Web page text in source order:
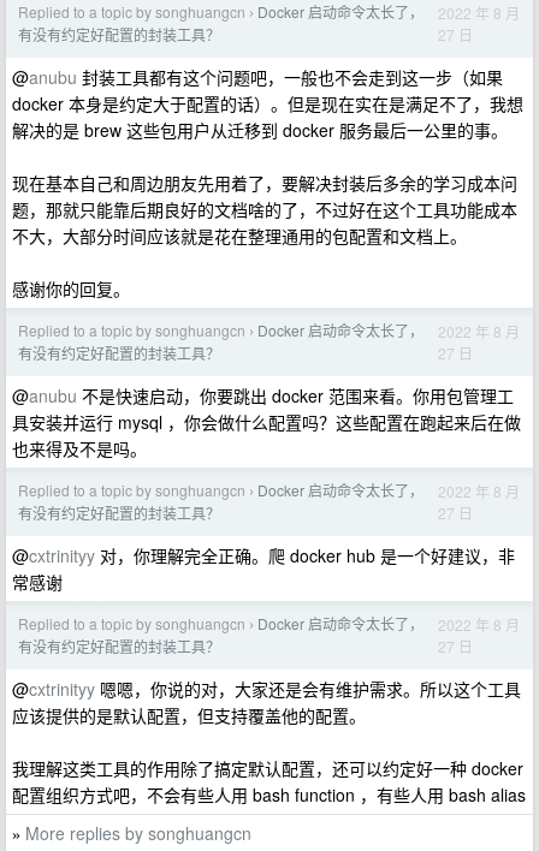
Replied to a topic by songhuangcn › Docker 启动命令太长了，
有没有约定好配置的封装工具？
2022 年 8 月
27 日
@anubu 封装工具都有这个问题吧，一般也不会走到这一步（如果
docker 本身是约定大于配置的话）。但是现在实在是满足不了，我想
解决的是 brew 这些包用户从迁移到 docker 服务最后一公里的事。
现在基本自己和周边朋友先用着了，要解决封装后多余的学习成本问
题，那就只能靠后期良好的文档啥的了，不过好在这个工具功能成本
不大，大部分时间应该就是花在整理通用的包配置和文档上。
感谢你的回复。
Replied to a topic by songhuangcn › Docker 启动命令太长了，
有没有约定好配置的封装工具？
2022 年 8 月
27 日
@anubu 不是快速启动，你要跳出 docker 范围来看。你用包管理工
具安装并运行 mysql ，你会做什么配置吗？这些配置在跑起来后在做
也来得及不是吗。
Replied to a topic by songhuangcn › Docker 启动命令太长了，
有没有约定好配置的封装工具？
2022 年 8 月
27 日
@cxtrinityy 对，你理解完全正确。爬 docker hub 是一个好建议，非
常感谢
Replied to a topic by songhuangcn › Docker 启动命令太长了，
有没有约定好配置的封装工具？
2022 年 8 月
27 日
@cxtrinityy 嗯嗯，你说的对，大家还是会有维护需求。所以这个工具
应该提供的是默认配置，但支持覆盖他的配置。
我理解这类工具的作用除了搞定默认配置，还可以约定好一种 docker
配置组织方式吧，不会有些人用 bash function ，有些人用 bash alias
» More replies by songhuangcn